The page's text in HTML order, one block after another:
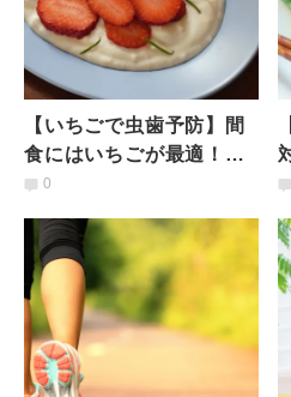
【いちごで虫歯予防】間
食にはいちごが最適！キ
シリトールで健康な歯を
ス」
0